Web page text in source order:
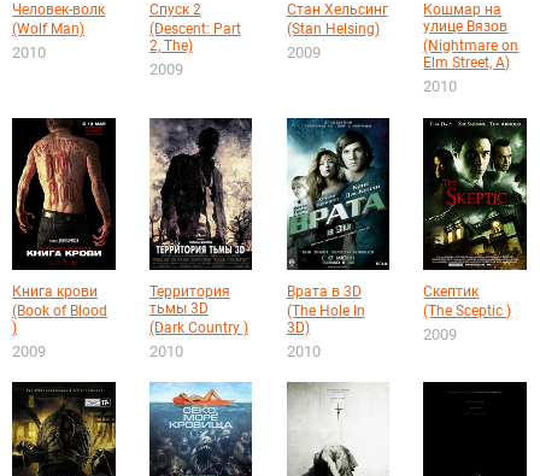
Человек-волк
(Wolf Man)
2010
Спуск 2
(Descent: Part
2, The)
2009
Стан Хельсинг
(Stan Helsing)
2009
Кошмар на
улице Вязов
(Nightmare on
Elm Street, A)
2010
Книга крови
(Book of Blood
)
2009
Территория
тьмы 3D
(Dark Country )
2010
Врата в 3D
(The Hole In
3D)
2010
Скептик
(The Sceptic )
2009